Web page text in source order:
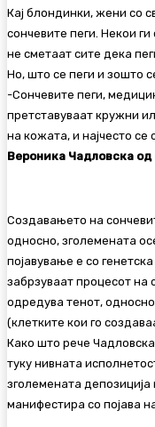
Кај блондинки, жени со
сончевите пеги. Некои
не сметаат сите дека
Но, што се пеги и зошто
-Сончевите пеги,
претставуваат кружни
на кожата, и најчесто
Вероника Чадловска
Создавањето на
односно, зголемената
појавување е со
забрзуваат процесот на
одредува тенот,
(клетките кои го
Како што рече
туку нивната
зголемената
манифестира со појава